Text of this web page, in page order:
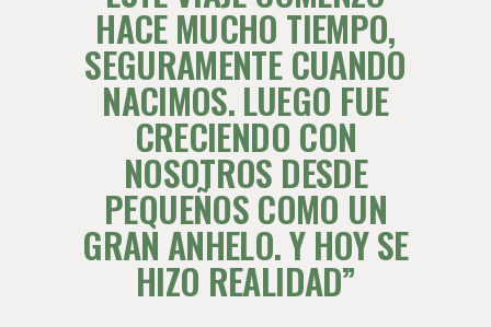
HACE MUCHO TIEMPO,
SEGURAMENTE CUANDO
NACIMOS. LUEGO FUE
CRECIENDO CON
NOSOTROS DESDE
PEQUEÑOS COMO UN
GRAN ANHELO. Y HOY SE
HIZO REALIDAD”